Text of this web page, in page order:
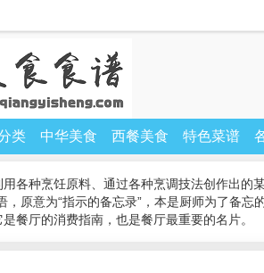
类 中华美食 西餐美食 特色菜谱
各种烹饪原料、通过各种烹调技法创作出的
，原意为“指示的备忘录”，本是厨师为了备
餐厅的消费指南，也是餐厅最重要的名片。